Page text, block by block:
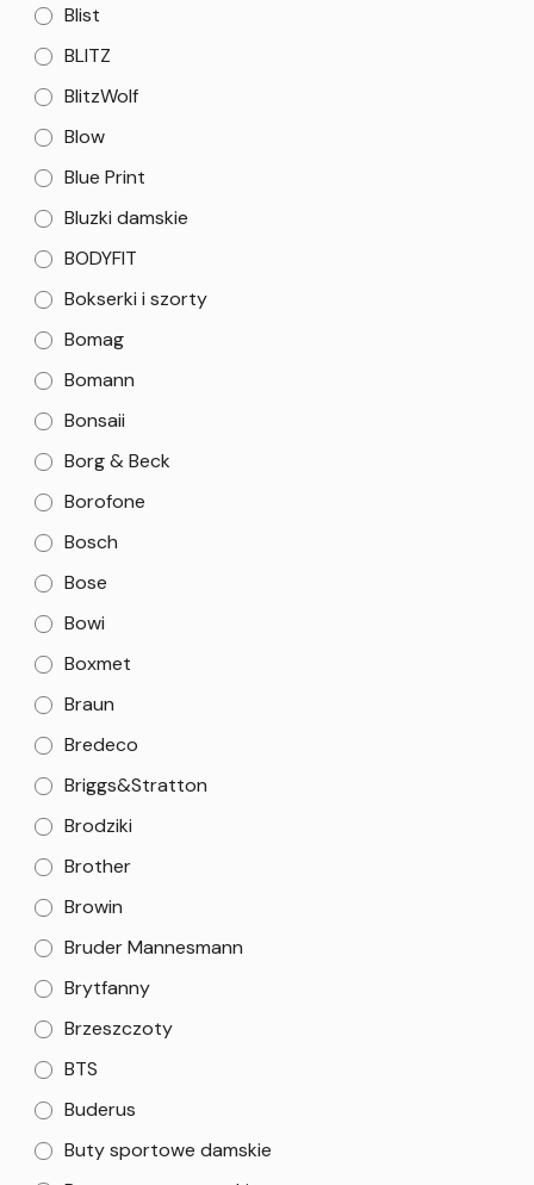
Blist
BLITZ
BlitzWolf
Blow
Blue Print
Bluzki damskie
BODYFIT
Bokserki i szorty
Bomag
Bomann
Bonsaii
Borg & Beck
Borofone
Bosch
Bose
Bowi
Boxmet
Braun
Bredeco
Briggs&Stratton
Brodziki
Brother
Browin
Bruder Mannesmann
Brytfanny
Brzeszczoty
BTS
Buderus
Buty sportowe damskie